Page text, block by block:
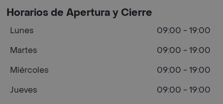
Horarios de Apertura y Cierre
Lunes
09:00 - 19:00
Martes
09:00 - 19:00
Miércoles
09:00 - 19:00
Jueves
09:00 - 19:00